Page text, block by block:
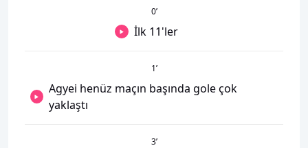
0’
İlk 11'ler
1’
Agyei henüz maçın başında gole çok
yaklaştı
3’